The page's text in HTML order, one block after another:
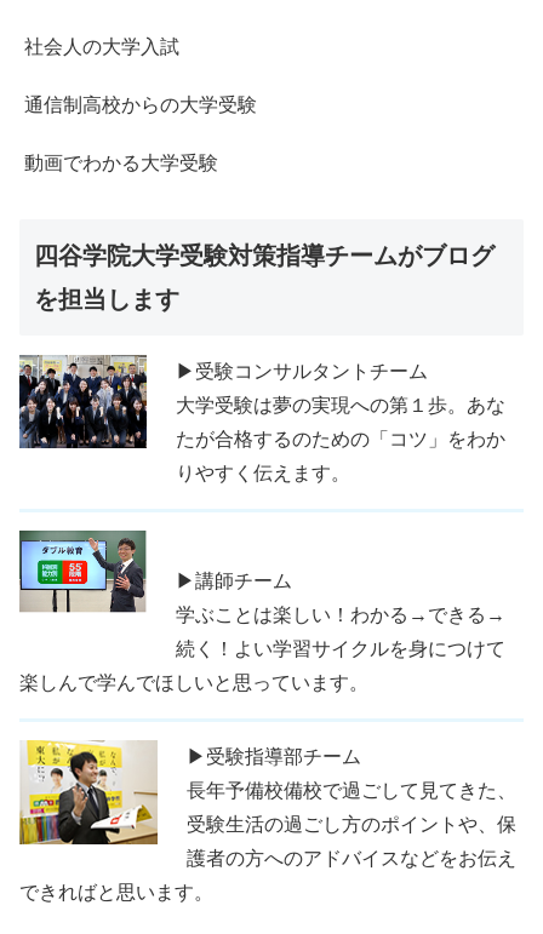
社会人の大学入試
通信制高校からの大学受験
動画でわかる大学受験
四谷学院大学受験対策指導チームがブログ
を担当します
▶受験コンサルタントチーム
大学受験は夢の実現への第１歩。あな
たが合格するのための「コツ」をわか
りやすく伝えます。
▶講師チーム
学ぶことは楽しい！わかる→できる→
続く！よい学習サイクルを身につけて
楽しんで学んでほしいと思っています。
▶受験指導部チーム
長年予備校備校で過ごして見てきた、
受験生活の過ごし方のポイントや、保
護者の方へのアドバイスなどをお伝え
できればと思います。